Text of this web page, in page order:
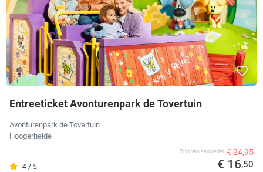
Entreeticket Avonturenpark de Tovertuin
Avonturenpark de Tovertuin
Hoogerheide
4 / 5
Prijs van aanbieder € 24,95
€ 16,50